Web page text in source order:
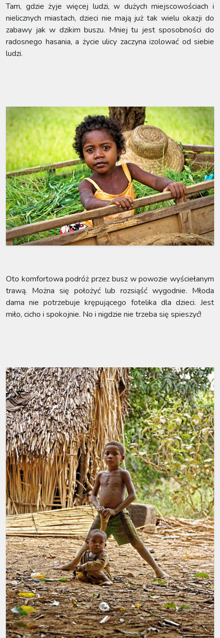
Tam, gdzie żyje więcej ludzi, w dużych miejscowościach i
nielicznych miastach, dzieci nie mają już tak wielu okazji do
zabawy jak w dzikim buszu. Mniej tu jest sposobności do
radosnego hasania, a życie ulicy zaczyna izolować od siebie
ludzi.
Oto komfortowa podróż przez busz w powozie wyściełanym
trawą. Można się położyć lub rozsiąść wygodnie. Młoda
dama nie potrzebuje krępującego fotelika dla dzieci. Jest
miło, cicho i spokojnie. No i nigdzie nie trzeba się spieszyć!